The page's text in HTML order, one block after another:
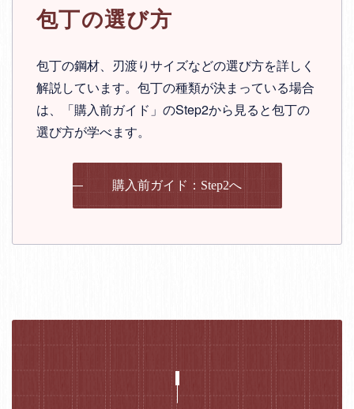
包丁の選び方
包丁の鋼材、刃渡りサイズなどの選び方を詳しく
解説しています。包丁の種類が決まっている場合
は、「購入前ガイド」のStep2から見ると包丁の
選び方が学べます。
購入前ガイド：Step2へ